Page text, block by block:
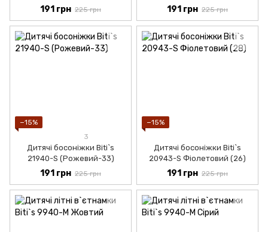
191 грн 225 грн 191 грн 225 грн
−15%
3
Дитячі босоніжки Biti`s
21940-S (Рожевий-33)
191 грн 225 грн
−15%
Дитячі босоніжки Biti`s
20943-S Фіолетовий (26)
191 грн 225 грн